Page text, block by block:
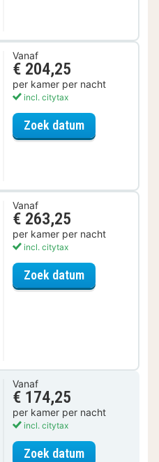
Vanaf
€ 204,25
per kamer per nacht
incl. citytax
Zoek datumvoor Fiets
Vanaf
€ 263,25
per kamer per nacht
incl. citytax
Zoek datumvoor
Vanaf
€ 174,25
per kamer per nacht
incl. citytax
Zoek datumvoor Comfort